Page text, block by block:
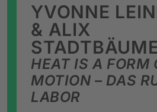
HEAT IS A FORM
MOTION – DAS
LABOR
YVONNE
& ALIX